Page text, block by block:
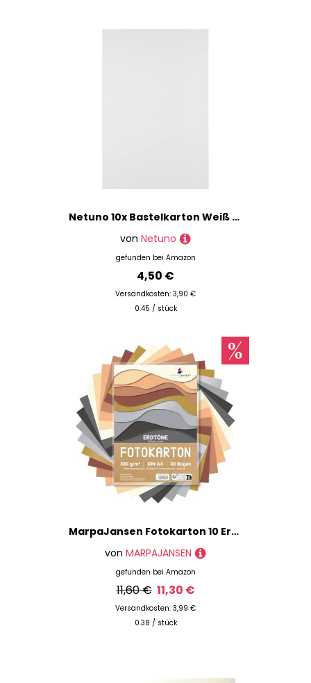
Netuno 10x Bastelkarton Weiß DIN A5 148 x 210 mm 250g Materica Gesso Umwelt-Karton ökologisch Tonkarton hochwertig Öko Recycling Kartenkarton zum Basteln Drucken Karton recycled paper A5 DIY
von Netuno
gefunden bei Amazon
4,50 €
Versandkosten: 3,90 €
0.45 / stück
MarpaJansen Fotokarton 10 Erdtonfarben, DIN A4, 30 Bogen, 300g/qm
von MARPAJANSEN
gefunden bei Amazon
11,60 € 11,30 €
Versandkosten: 3,99 €
0.38 / stück